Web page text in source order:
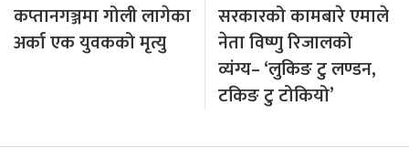
कप्तानगञ्जमा गोली लागेका
अर्का एक युवकको मृत्यु
सरकारको कामबारे एमाले
नेता विष्णु रिजालको
व्यंग्य– ‘लुकिङ टु लण्डन,
टकिङ टु टोकियो’